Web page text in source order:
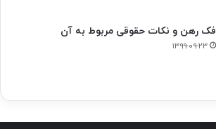
فک‌ رهن و نکات حقوقی مربوط به آن
۱۳۹۹-۰۹-۲۳